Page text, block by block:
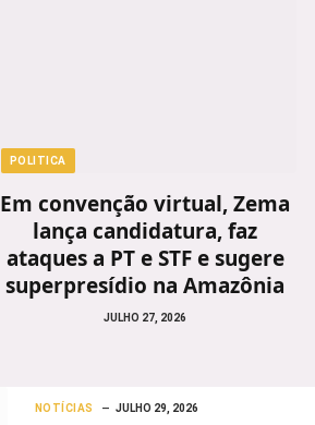
POLITICA
Em convenção virtual, Zema
lança candidatura, faz
ataques a PT e STF e sugere
superpresídio na Amazônia
JULHO 27, 2026
NOTÍCIAS JULHO 29, 2026